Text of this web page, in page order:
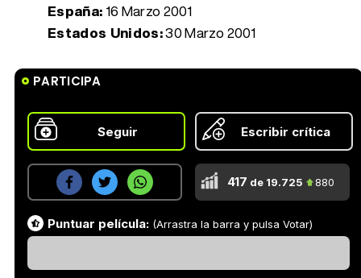
España: 16 Marzo 2001
Estados Unidos:30 Marzo 2001
PARTICIPA
Seguir Escribir crítica
417 de 19.725 880
Puntuar película: (Arrastra la barra y pulsa Votar)